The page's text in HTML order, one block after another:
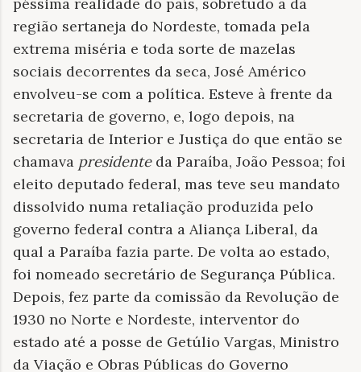
péssima realidade do país, sobretudo a da
região sertaneja do Nordeste, tomada pela
extrema miséria e toda sorte de mazelas
sociais decorrentes da seca, José Américo
envolveu-se com a política. Esteve à frente da
secretaria de governo, e, logo depois, na
secretaria de Interior e Justiça do que então se
chamava presidenteda Paraíba, João Pessoa; foi
eleito deputado federal, mas teve seu mandato
dissolvido numa retaliação produzida pelo
governo federal contra a Aliança Liberal, da
qual a Paraíba fazia parte. De volta ao estado,
foi nomeado secretário de Segurança Pública.
Depois, fez parte da comissão da Revolução de
1930 no Norte e Nordeste, interventor do
estado até a posse de Getúlio Vargas, Ministro
da Viação e Obras Públicas do Governo